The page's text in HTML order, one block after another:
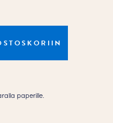
paperille.